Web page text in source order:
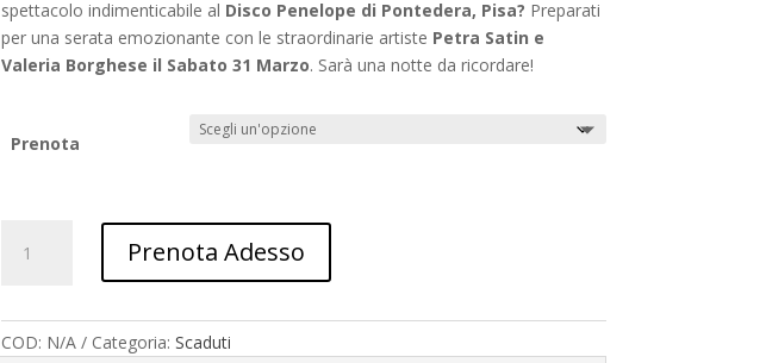
spettacolo indimenticabile al Disco Penelope di Pontedera, Pisa? Preparati
per una serata emozionante con le straordinarie artiste Petra Satin e
Valeria Borghese il Sabato 31 Marzo. Sarà una notte da ricordare!
Prenota
2024
Penelope
Prenota Adesso
COD: N/A Categoria: Scaduti